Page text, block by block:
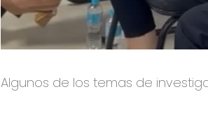
Algunos de los temas de